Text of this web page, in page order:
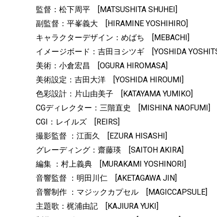
監督：松下周平 [MATSUSHITA SHUHEI]
副監督：平峯義大 [HIRAMINE YOSHIHIRO]
キャラクターデザイン：めばち [MEBACHI]
イメージボード：吉田ヨシツギ [YOSHIDA
美術：小倉宏昌 [OGURA HIROMASA]
美術設定：吉田大洋 [YOSHIDA HIROUMI]
色彩設計：片山由美子 [KATAYAMA YUMIKO]
CGディレクター：三階直史 [MISHINA NAOFUMI]
CGI：レイルズ [REIRS]
撮影監督 ：江面久 [EZURA HISASHI]
グレーディング：齋藤瑛 [SAITOH AKIRA]
編集 ：村上義典 [MURAKAMI YOSHINORI]
音響監督 ：明田川仁 [AKETAGAWA JIN]
音響制作 ：マジックカプセル [MAGICCAPSULE]
主題歌：梶浦由記 [KAJIURA YUKI]